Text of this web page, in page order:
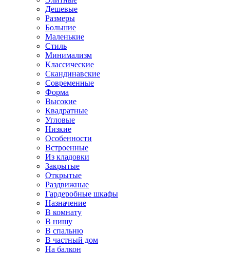
Дешевые
Размеры
Большие
Маленькие
Стиль
Минимализм
Классические
Скандинавские
Современные
Форма
Высокие
Квадратные
Угловые
Низкие
Особенности
Встроенные
Из кладовки
Закрытые
Открытые
Раздвижные
Гардеробные шкафы
Назначение
В комнату
В нишу
В спальню
В частный дом
На балкон